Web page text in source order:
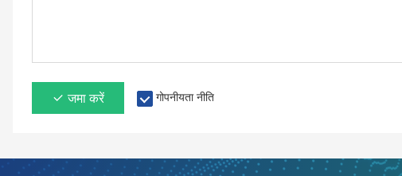
जमा करें गोपनीयता नीति